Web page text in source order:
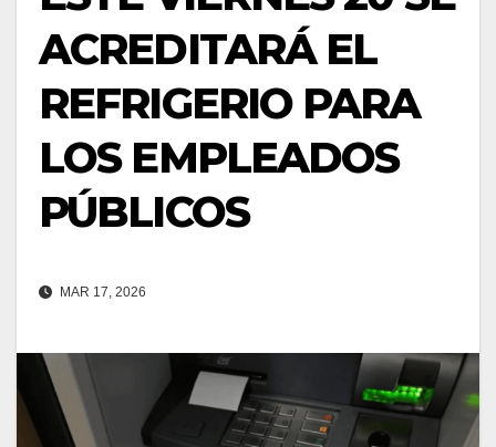
ACREDITARÁ EL
REFRIGERIO PARA
LOS EMPLEADOS
PÚBLICOS
MAR 17, 2026